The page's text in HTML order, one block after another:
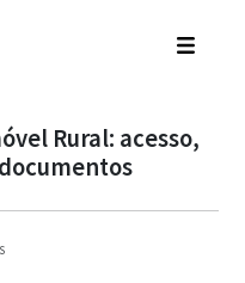
Rural: acesso,